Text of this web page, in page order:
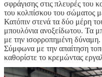
σφράγισης στις πλευρές του
του κολπίσκου του σώματος
Κατόπιν στενά τα δύο μέρη
μπουλόνια ανοξείδωτου. Τα
με την ισορροπημένη δύναμη.
Σύμφωνα με την απαίτηση
καθορίστε το κρεμώντας